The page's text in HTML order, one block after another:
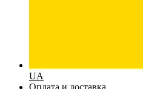
UA
Оплата и доставка